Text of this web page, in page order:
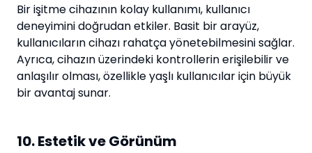
Bir işitme cihazının kolay kullanımı, kullanıcı
deneyimini doğrudan etkiler. Basit bir arayüz,
kullanıcıların cihazı rahatça yönetebilmesini sağlar.
Ayrıca, cihazın üzerindeki kontrollerin erişilebilir ve
anlaşılır olması, özellikle yaşlı kullanıcılar için büyük
bir avantaj sunar.
10. Estetik ve Görünüm